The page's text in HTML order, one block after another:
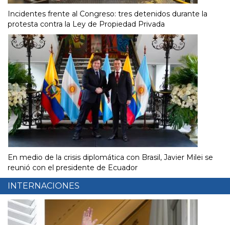
Incidentes frente al Congreso: tres detenidos durante la
protesta contra la Ley de Propiedad Privada
En medio de la crisis diplomática con Brasil, Javier Milei se
reunió con el presidente de Ecuador
INTERNACIONES